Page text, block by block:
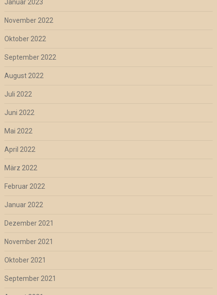
Januar 2023
November 2022
Oktober 2022
September 2022
August 2022
Juli 2022
Juni 2022
Mai 2022
April 2022
März 2022
Februar 2022
Januar 2022
Dezember 2021
November 2021
Oktober 2021
September 2021